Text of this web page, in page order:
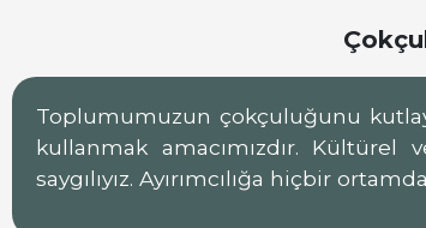
Toplumumuzun çokçuluğunu
kullanmak amacımızdır. Kültürel
saygılıyız. Ayırımcılığa hiçbir